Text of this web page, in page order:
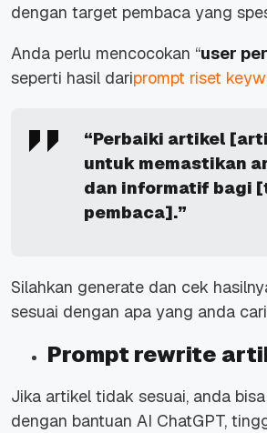
dengan target pembaca yang
Anda perlu mencocokan “user
seperti hasil dariprompt riset
“Perbaiki artikel
untuk memastikan
dan informatif bagi
pembaca].”
Silahkan generate dan cek
sesuai dengan apa yang anda
Prompt rewrite
Jika artikel tidak sesuai, anda
dengan bantuan AI ChatGPT,